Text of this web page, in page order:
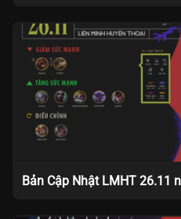
Bản Cập Nhật LMHT 26.11